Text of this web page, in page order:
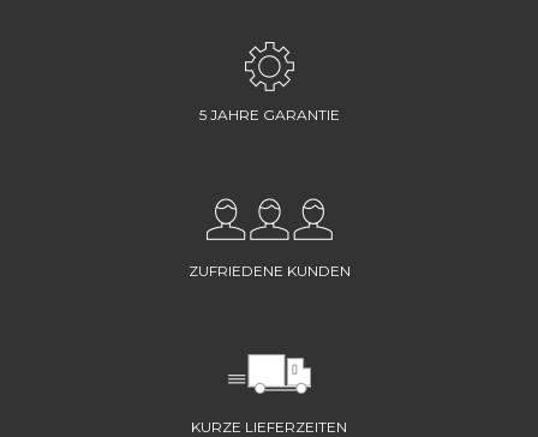
5 JAHRE GARANTIE
ZUFRIEDENE KUNDEN
KURZE LIEFERZEITEN